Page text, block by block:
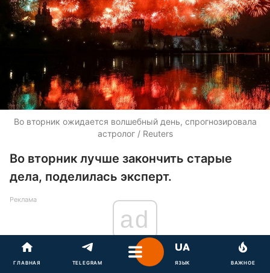
Во вторник ожидается волшебный день, спрогнозировала
астролог / Reuters
Во вторник лучше закончить старые
дела, поделилась эксперт.
Реклама
ad
ГЛАВНАЯ TELEGRAM ЯЗЫК ВАЖНОЕ